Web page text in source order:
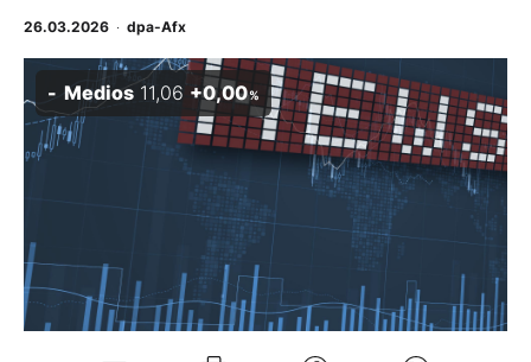
BO-Musterdepots
Experten
Mein Konto
26.03.2026 · dpa-Afx
Medios 11,06 +0,00%